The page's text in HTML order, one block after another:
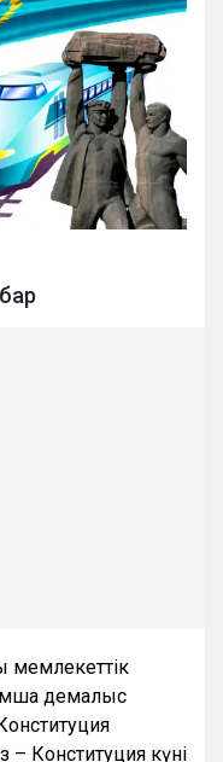
мемлекеттік
демалыс
– Конституция күні